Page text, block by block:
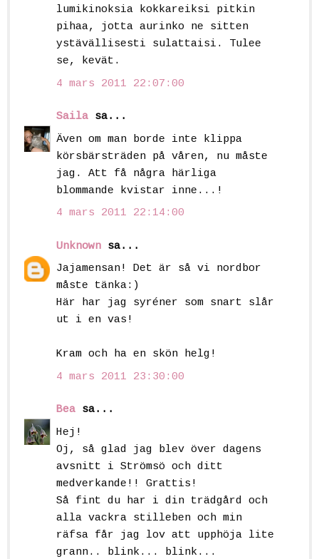
lumikinoksia kokkareiksi pitkin
pihaa, jotta aurinko ne sitten
ystävällisesti sulattaisi. Tulee
se, kevät.
4 mars 2011 22:07:00
Saila sa...
Även om man borde inte klippa
körsbärsträden på våren, nu måste
jag. Att få några härliga
blommande kvistar inne...!
4 mars 2011 22:14:00
Unknown sa...
Jajamensan! Det är så vi nordbor
måste tänka:)
Här har jag syréner som snart slår
ut i en vas!
Kram och ha en skön helg!
4 mars 2011 23:30:00
Bea sa...
Hej!
Oj, så glad jag blev över dagens
avsnitt i Strömsö och ditt
medverkande!! Grattis!
Så fint du har i din trädgård och
alla vackra stilleben och min
räfsa får jag lov att upphöja lite
grann.. blink... blink...